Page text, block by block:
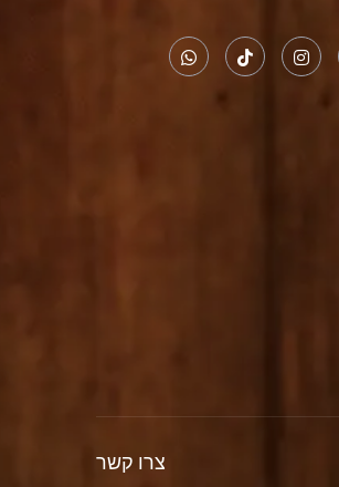
צרו קשר